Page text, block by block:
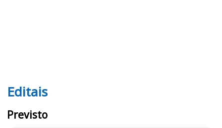
Editais TSE UNIFICADO
Editais
Previsto